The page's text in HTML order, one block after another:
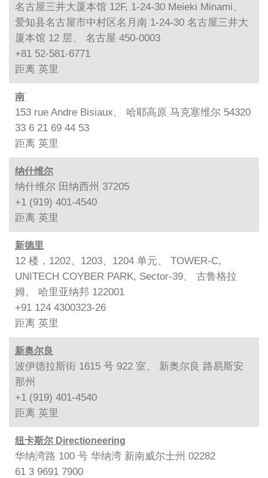
名古屋三井大厦本馆 12F, 1-24-30 Meieki Minami、
爱知县名古屋市中村区名月南 1-24-30 名古屋三井大
厦本馆 12 层、 名古屋 450-0003
+81 52-581-6771
距离 英里
南
153 rue Andre Bisiaux、 哈耶高原 马克塞维尔 54320
33 6 21 69 44 53
距离 英里
纳什维尔
纳什维尔 田纳西州 37205
+1 (919) 401-4540
距离 英里
新德里
12 楼，1202、1203、1204 单元、 TOWER-C,
UNITECH COYBER PARK, Sector-39、 古鲁格拉
姆、 哈里亚纳邦 122001
+91 124 4300323-26
距离 英里
新奥尔良
波伊德拉斯街 1615 号 922 室、 新奥尔良 路易斯安
那州
+1 (919) 401-4540
距离 英里
纽卡斯尔 Directioneering
华纳湾路 100 号 华纳湾 新南威尔士州 02282
61 3 9691 7900